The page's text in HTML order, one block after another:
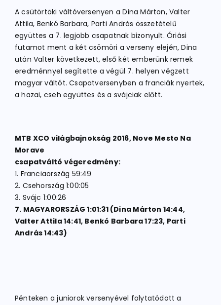
ELÉRHETŐSÉGEK
TAGDÍJ BEFIZETÉS
A csütörtöki váltóversenyen a Dina Márton, Valter
Attila, Benkó Barbara, Parti András összetételű
együttes a 7. legjobb csapatnak bizonyult. Óriási
futamot ment a két csömöri a verseny elején, Dina
után Valter következett, első két emberünk remek
eredménnyel segítette a végül 7. helyen végzett
magyar váltót. Csapatversenyben a franciák nyertek,
a hazai, cseh együttes és a svájciak előtt.
MTB XCO világbajnokság 2016, Nove Mesto Na
Morave
csapatváltó végeredmény:
1. Franciaország 59:49
2. Csehország 1:00:05
3. Svájc 1:00:26
7. MAGYARORSZÁG 1:01:31 (Dina Márton 14:44,
Valter Attila 14:41, Benkó Barbara 17:23, Parti
András 14:43)
Pénteken a juniorok versenyével folytatódott a